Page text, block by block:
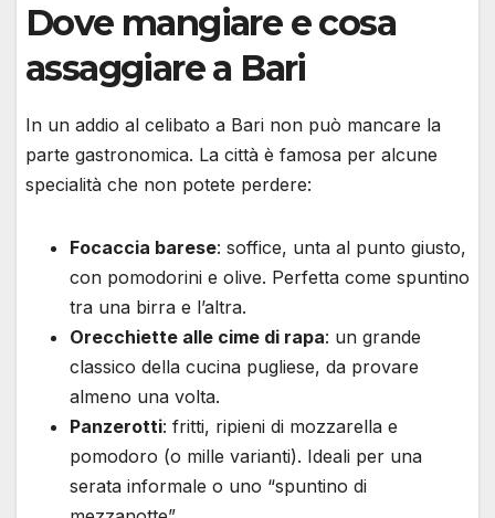
Dove mangiare e cosa
assaggiare a Bari
In un addio al celibato a Bari non può mancare la
parte gastronomica. La città è famosa per alcune
specialità che non potete perdere:
Focaccia barese: soffice, unta al punto giusto,
con pomodorini e olive. Perfetta come spuntino
tra una birra e l’altra.
Orecchiette alle cime di rapa: un grande
classico della cucina pugliese, da provare
almeno una volta.
Panzerotti: fritti, ripieni di mozzarella e
pomodoro (o mille varianti). Ideali per una
serata informale o uno “spuntino di